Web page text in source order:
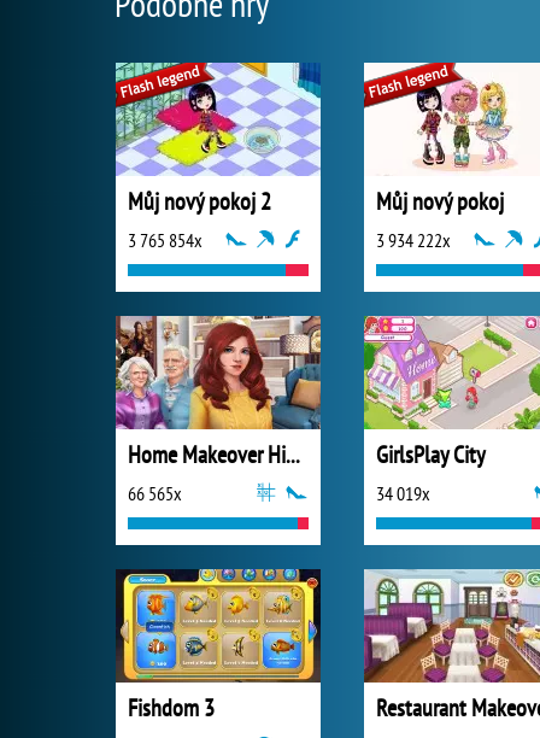
Můj nový pokoj 2
3 765 854x
Můj nový pokoj
3 934 222x
Home Makeover Hidden Object
66 565x
GirlsPlay City
34 019x
Fishdom 3 Restaurant